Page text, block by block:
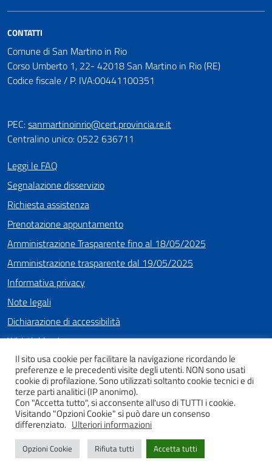
CONTATTI
Comune di San Martino in Rio
Corso Umberto 1, 22- 42018 San Martino in Rio (RE)
Codice fiscale / P. IVA:00441100351
PEC:sanmartinoinrio@cert.provincia.re.it
Centralino unico: 0522 636711
Leggi le FAQ
Segnalazione disservizio
Richiesta assistenza
Prenotazione appuntamento
Amministrazione Trasparente fino al 18/05/2025
Amministrazione trasparente dal 19/05/2025
Informativa privacy
Note legali
Dichiarazione di accessibilità
Whistleblowing
SEGUICI SU
FacebookInstagramYoutube
Il sito usa cookie per facilitare la navigazione ricordando le
preferenze e le precedenti visite degli utenti. NON sono usati
cookie di profilazione. Sono utilizzati soltanto cookie tecnici e di
terze parti analitici (IP anonimo).
Con "Accetta tutto", si acconsente all'uso di TUTTI i cookie.
Visitando "Opzioni Cookie" si può dare un consenso
differenziato. Ulteriori informazioni
Opzioni Cookie Rifiuta tutti Accetta tutti